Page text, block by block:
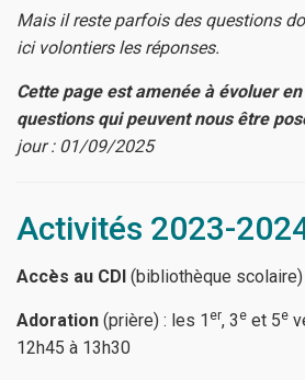
Mais il reste parfois des questions
ici volontiers les réponses.
Cette page est amenée à évoluer
questions qui peuvent nous être
jour : 01/09/2025
Activités 2023-
Accès au CDI (bibliothèque scolaire)
Adoration (prière) : les 1 er, 3 e et 5e
12h45 à 13h30